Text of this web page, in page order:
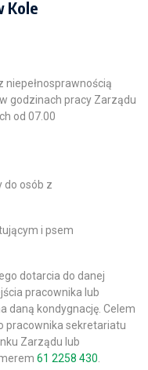
Kole
niepełnosprawnością
godzinach pracy Zarządu
od 07.00
do osób z
i psem
dotarcia do danej
pracownika lub
daną kondygnację. Celem
pracownika sekretariatu
Zarządu lub
61 2258 430